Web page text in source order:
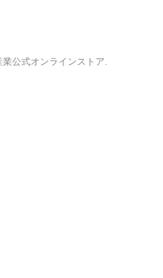
公式オンラインストア.